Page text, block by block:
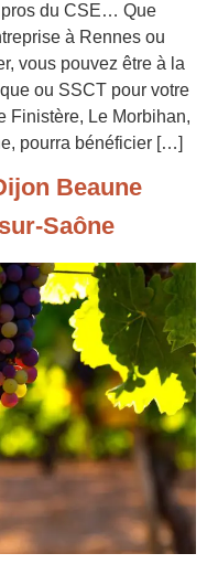
pros du CSE… Que
à Rennes ou
vous pouvez être à la
ou SSCT pour votre
Finistère, Le Morbihan,
pourra bénéficier […]
Beaune
Saône